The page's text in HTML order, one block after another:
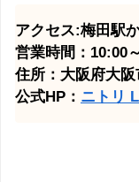
アクセス:梅田駅
営業時間：10:00
住所：大阪府大
公式HP： ニトリ